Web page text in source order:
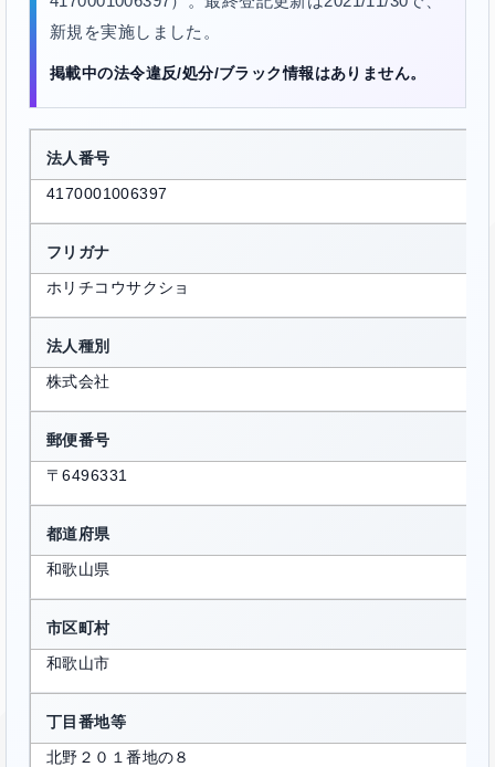
新規を実施しました。
掲載中の法令違反/処分/ブラック情報はありません。
法人番号
4170001006397
フリガナ
ホリチコウサクショ
法人種別
株式会社
郵便番号
〒6496331
都道府県
和歌山県
市区町村
和歌山市
丁目番地等
北野２０１番地の８